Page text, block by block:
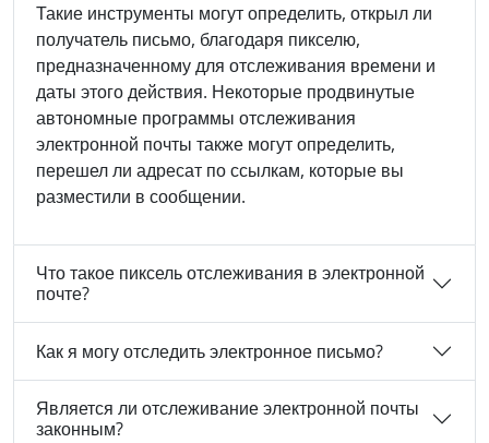
Такие инструменты могут определить, открыл ли
получатель письмо, благодаря пикселю,
предназначенному для отслеживания времени и
даты этого действия. Некоторые продвинутые
автономные программы отслеживания
электронной почты также могут определить,
перешел ли адресат по ссылкам, которые вы
разместили в сообщении.
Что такое пиксель отслеживания в электронной
почте?
Как я могу отследить электронное письмо?
Является ли отслеживание электронной почты
законным?